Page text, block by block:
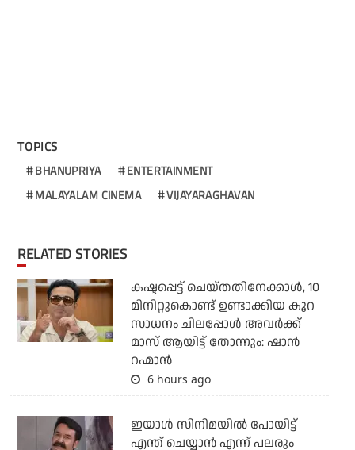
TOPICS
BHANUPRIYA
ENTERTAINMENT
MALAYALAM CINEMA
VIJAYARAGHAVAN
RELATED STORIES
കഷ്ടപ്പെട്ട് ചെയ്തതിനേക്കാൾ, 10
മിനിറ്റുകൊണ്ട് ഉണ്ടാക്കിയ കൂറ
സാധനം ചിലപ്പോൾ അവർക്ക്
മാസ് ആയിട്ട് തോന്നും: ഷാൻ
റഹ്മാൻ
6 hours ago
ഇയാൾ സിനിമയിൽ പോയിട്ട്
എന്ത് ചെയ്യാൻ എന്ന് പലരും